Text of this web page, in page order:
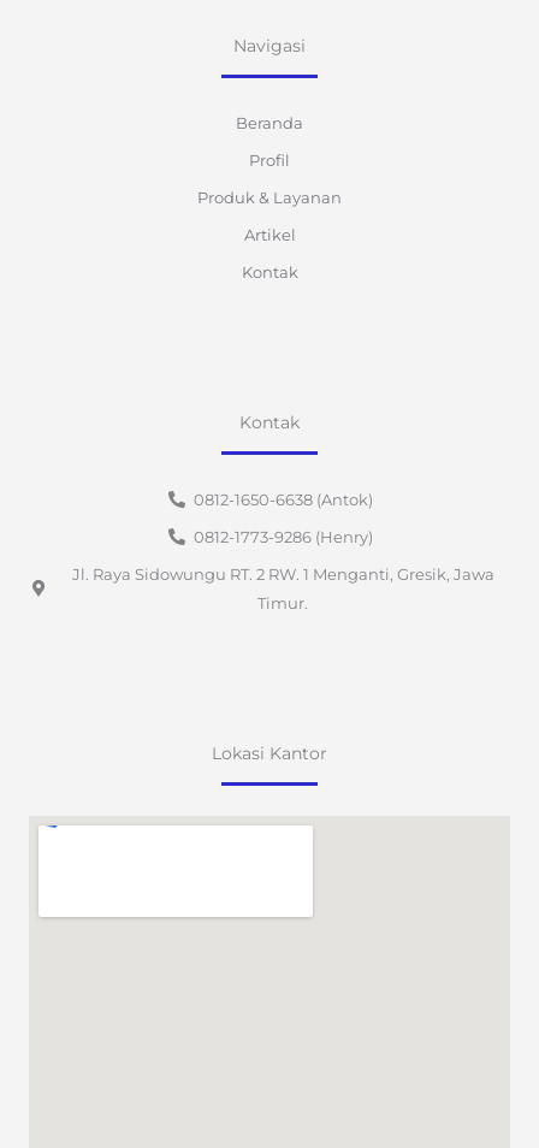
Navigasi
Beranda
Profil
Produk & Layanan
Artikel
Kontak
Kontak
0812-1650-6638 (Antok)
0812-1773-9286 (Henry)
Jl. Raya Sidowungu RT. 2 RW. 1 Menganti, Gresik, Jawa
Timur.
Lokasi Kantor